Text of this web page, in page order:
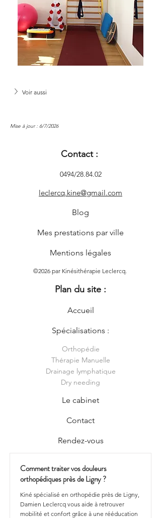
Voir aussi
Mise à jour : 6/7/2026
Contact :
0494/28.84.02
leclercq.kine@gmail.com
Blog
Mes prestations par ville
Mentions légales
©2026 par Kinésithérapie Leclercq.
Plan du site :
Accueil
Spécialisations :
Orthopédie
Thérapie Manuelle
Drainage lymphatique
Dry needing
Le cabinet
Contact
Rendez-vous
Comment traiter vos douleurs
orthopédiques près de Ligny ?
Kiné spécialisé en orthopédie près de Ligny,
Damien Leclercq vous aide à retrouver
mobilité et confort grâce à une rééducation